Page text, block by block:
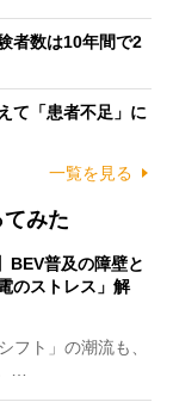
者数は10年間で2
て「患者不足」に
一覧を見る
みた
BEV普及の障壁と
のストレス」解
ト」の潮流も、
…